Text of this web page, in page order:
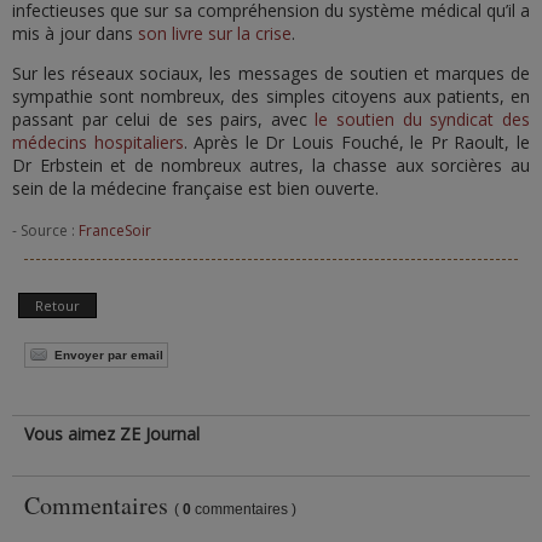
infectieuses que sur sa compréhension du système médical qu’il a
mis à jour dans son livre sur la crise.
Sur les réseaux sociaux, les messages de soutien et marques de
sympathie sont nombreux, des simples citoyens aux patients, en
passant par celui de ses pairs, avec le soutien du syndicat des
médecins hospitaliers. Après le Dr Louis Fouché, le Pr Raoult, le
Dr Erbstein et de nombreux autres, la chasse aux sorcières au
sein de la médecine française est bien ouverte.
- Source : FranceSoir
Retour
Envoyer par email
Vous aimez ZE Journal
Commentaires ( 0 commentaires )